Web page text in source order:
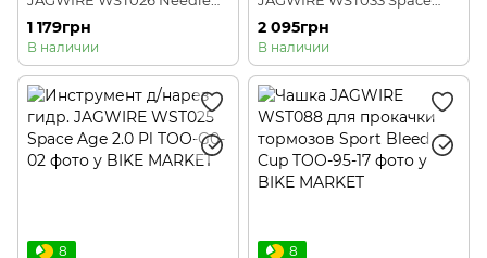
Driver 2.0 пласт.
1 179грн
В наличии
Age Pro Al
2 095грн
В наличии
8
8